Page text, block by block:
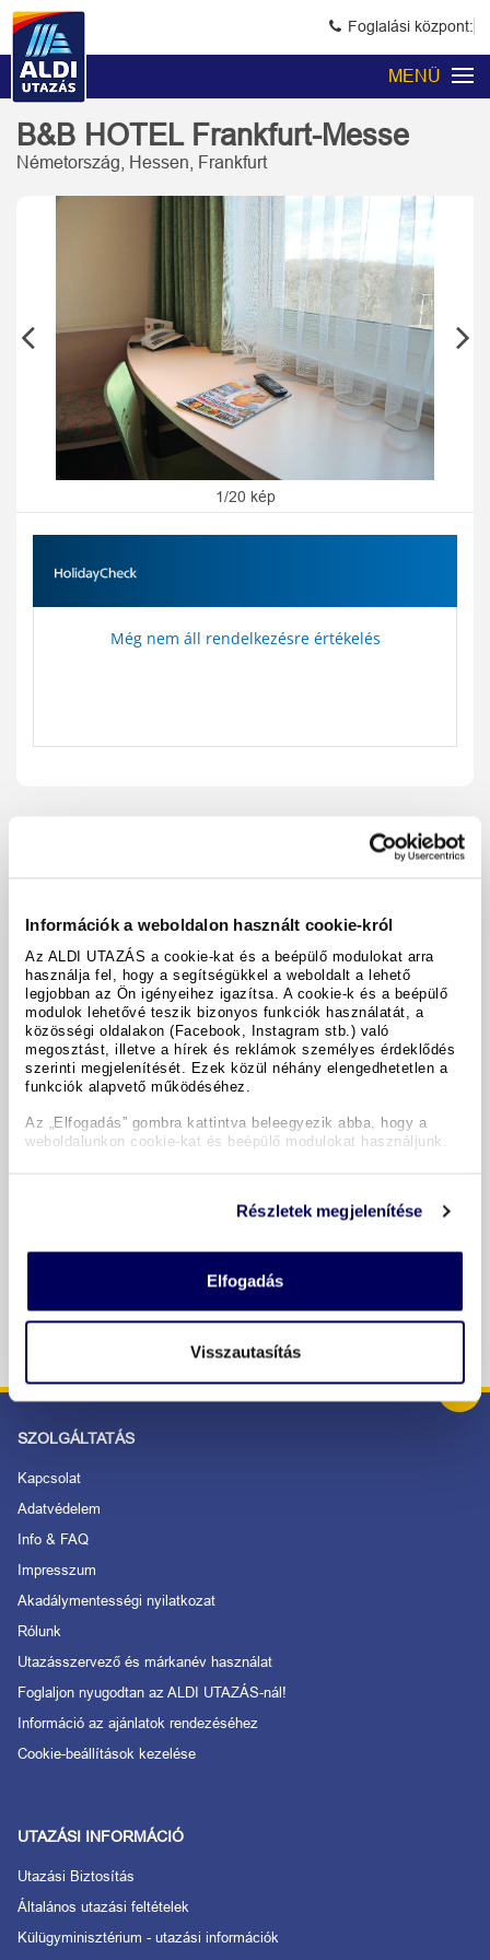
Információk a weboldalon használt cookie-król
Az ALDI UTAZÁS a cookie-kat és a beépülő modulokat arra
használja fel, hogy a segítségükkel a weboldalt a lehető
legjobban az Ön igényeihez igazítsa. A cookie-k és a beépülő
modulok lehetővé teszik bizonyos funkciók használatát, a
közösségi oldalakon (Facebook, Instagram stb.) való
megosztást, illetve a hírek és reklámok személyes érdeklődés
szerinti megjelenítését. Ezek közül néhány elengedhetetlen a
funkciók alapvető működéséhez.
Az „Elfogadás” gombra kattintva beleegyezik abba, hogy a
weboldalunkon cookie-kat és beépülő modulokat használjunk.
Részletek megjelenítése
Elfogadás
Visszautasítás
Foglalási központ:
MENÜ
B&B HOTEL Frankfurt-Messe
Németország, Hessen, Frankfurt
1/20 kép
Még nem áll rendelkezésre értékelés
megosztás
Felszereltség és tények
A hotel részletei
Időpontok & árak
BIZTONSÁGOS RENDELÉS ÉS FIZETÉS
SZOLGÁLTATÁS
Kapcsolat
Adatvédelem
Info & FAQ
Impresszum
Akadálymentességi nyilatkozat
Rólunk
Utazásszervező és márkanév használat
Foglaljon nyugodtan az ALDI UTAZÁS-nál!
Információ az ajánlatok rendezéséhez
Cookie-beállítások kezelése
UTAZÁSI INFORMÁCIÓ
Utazási Biztosítás
Általános utazási feltételek
Külügyminisztérium - utazási információk